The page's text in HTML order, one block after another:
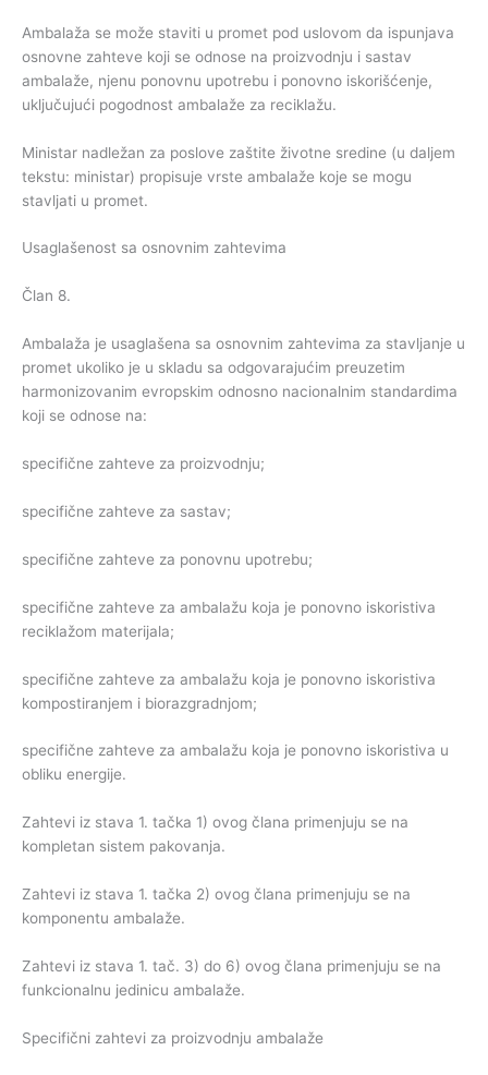
Ambalaža se može staviti u promet pod uslovom da ispunjava
osnovne zahteve koji se odnose na proizvodnju i sastav
ambalaže, njenu ponovnu upotrebu i ponovno iskorišćenje,
uključujući pogodnost ambalaže za reciklažu.
Ministar nadležan za poslove zaštite životne sredine (u daljem
tekstu: ministar) propisuje vrste ambalaže koje se mogu
stavljati u promet.
Usaglašenost sa osnovnim zahtevima
Član 8.
Ambalaža je usaglašena sa osnovnim zahtevima za stavljanje u
promet ukoliko je u skladu sa odgovarajućim preuzetim
harmonizovanim evropskim odnosno nacionalnim standardima
koji se odnose na:
specifične zahteve za proizvodnju;
specifične zahteve za sastav;
specifične zahteve za ponovnu upotrebu;
specifične zahteve za ambalažu koja je ponovno iskoristiva
reciklažom materijala;
specifične zahteve za ambalažu koja je ponovno iskoristiva
kompostiranjem i biorazgradnjom;
specifične zahteve za ambalažu koja je ponovno iskoristiva u
obliku energije.
Zahtevi iz stava 1. tačka 1) ovog člana primenjuju se na
kompletan sistem pakovanja.
Zahtevi iz stava 1. tačka 2) ovog člana primenjuju se na
komponentu ambalaže.
Zahtevi iz stava 1. tač. 3) do 6) ovog člana primenjuju se na
funkcionalnu jedinicu ambalaže.
Specifični zahtevi za proizvodnju ambalaže